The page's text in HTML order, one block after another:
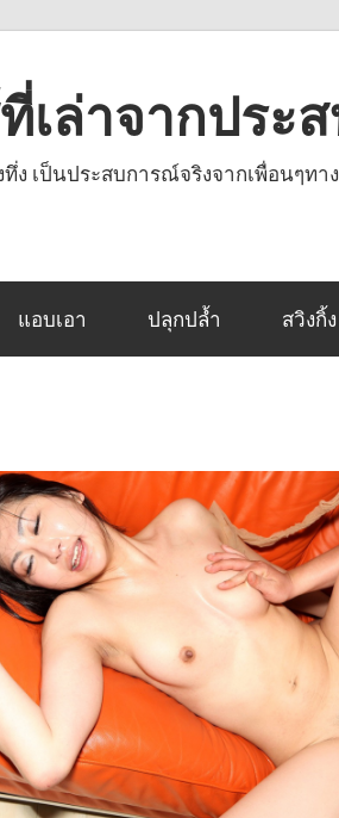
ที่เล่าจากปร
ง เป็นประสบการณ์จริงจากเพื่อนๆ
แอบเอา ปลุกปล้ำ สวิงกิ้ง